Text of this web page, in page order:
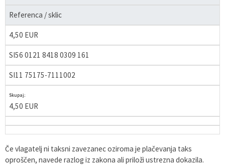
Referenca / sklic
4,50 EUR
SI56 0121 8418 0309 161
SI11 75175-7111002
Skupaj:
4,50 EUR
Če vlagatelj ni taksni zavezanec oziroma je plačevanja taks
oproščen, navede razlog iz zakona ali priloži ustrezna dokazila.